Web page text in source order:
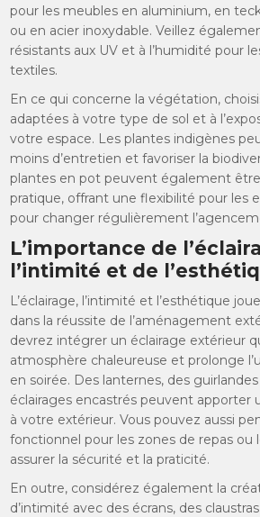
pour les meubles en aluminium, en
ou en acier inoxydable. Veillez
résistants aux UV et à l’humidité pour
textiles.
En ce qui concerne la végétation,
adaptées à votre type de sol et à
votre espace. Les plantes indigènes
moins d’entretien et favoriser la
plantes en pot peuvent également
pratique, offrant une flexibilité pour les
pour changer régulièrement
L’importance de
l’intimité et de
L’éclairage, l’intimité et l’esthétique
dans la réussite de l’aménagement
devrez intégrer un éclairage extérieur
atmosphère chaleureuse et prolonge
en soirée. Des lanternes, des
éclairages encastrés peuvent apporter
à votre extérieur. Vous pouvez aussi
fonctionnel pour les zones de repas ou
assurer la sécurité et la praticité.
En outre, considérez également la
d’intimité avec des écrans, des